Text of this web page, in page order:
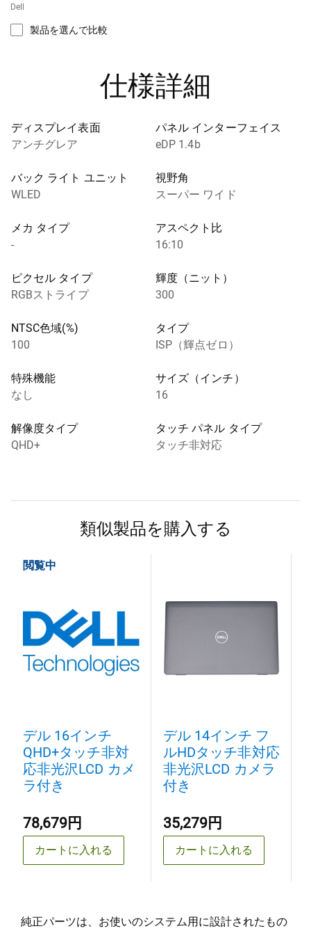
Dell
製品を選んで比較
仕様詳細
ディスプレイ表面
アンチグレア
パネル インターフェイス
eDP 1.4b
バック ライト ユニット
WLED
視野角
スーパー ワイド
メカ タイプ
-
アスペクト比
16:10
ピクセル タイプ
RGBストライプ
輝度（ニット）
300
NTSC色域(%)
100
タイプ
ISP（輝点ゼロ）
特殊機能
なし
サイズ（インチ）
16
解像度タイプ
QHD+
タッチ パネル タイプ
タッチ非対応
類似製品を購入する
閲覧中
デル 16インチ
QHD+タッチ非対
応非光沢LCD カメ
ラ付き
78,679円
カートに入れる
デル 14インチ フ
ルHDタッチ非対応
非光沢LCD カメラ
付き
35,279円
カートに入れる
純正パーツは、お使いのシステム用に設計されたもの